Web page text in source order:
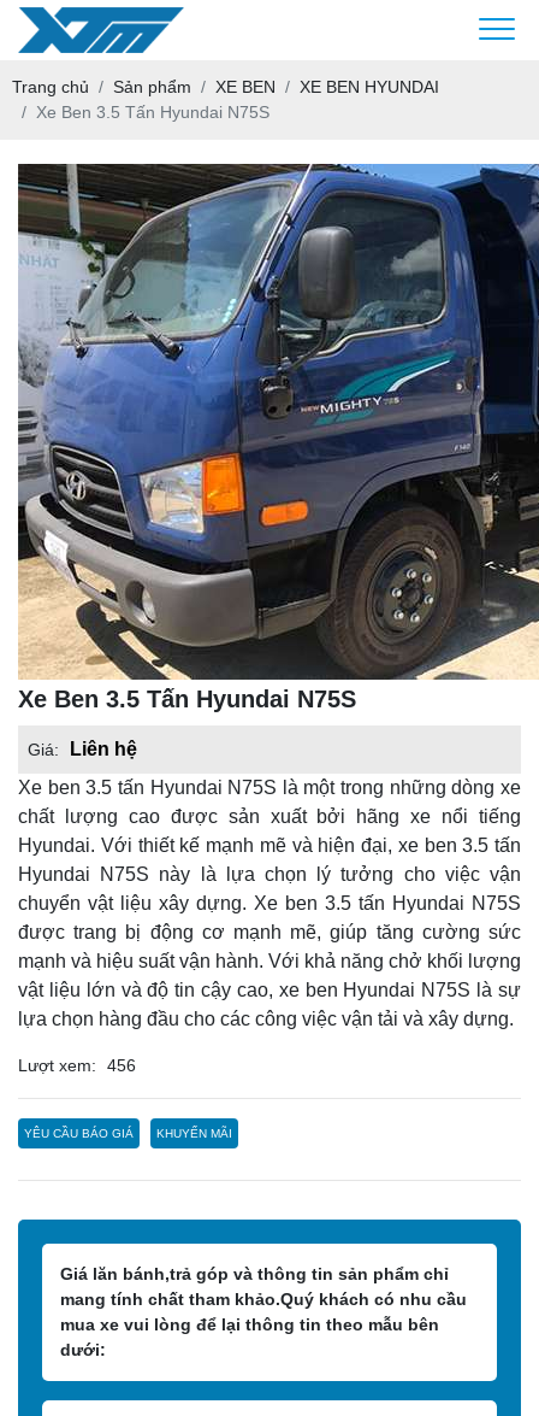
Trang chủ Sản phẩm XE BEN
XE BEN HYUNDAI
Xe Ben 3.5 Tấn Hyundai N75S
Xe Ben 3.5 Tấn Hyundai N75S
Giá:
Liên hệ
Xe ben 3.5 tấn Hyundai N75S là một trong những dòng xe
chất lượng cao được sản xuất bởi hãng xe nổi tiếng
Hyundai. Với thiết kế mạnh mẽ và hiện đại, xe ben 3.5 tấn
Hyundai N75S này là lựa chọn lý tưởng cho việc vận
chuyển vật liệu xây dựng. Xe ben 3.5 tấn Hyundai N75S
được trang bị động cơ mạnh mẽ, giúp tăng cường sức
mạnh và hiệu suất vận hành. Với khả năng chở khối lượng
vật liệu lớn và độ tin cậy cao, xe ben Hyundai N75S là sự
lựa chọn hàng đầu cho các công việc vận tải và xây dựng.
Lượt xem: 456
YÊU CẦU BÁO GIÁ KHUYẾN MÃI
Giá lăn bánh,trả góp và thông tin sản phẩm chỉ
mang tính chất tham khảo.Quý khách có nhu cầu
mua xe vui lòng để lại thông tin theo mẫu bên
dưới: